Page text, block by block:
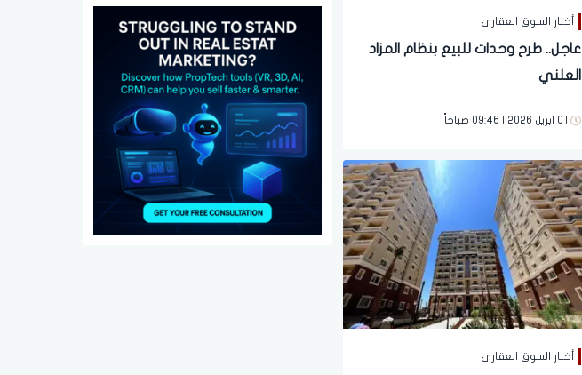
أخبار السوق العقاري
عاجل.. طرح وحدات للبيع بنظام المزاد
العلني
01 ابريل 2026 | 09:46 صباحاً
أخبار السوق العقاري